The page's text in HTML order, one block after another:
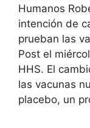
Humanos
intención de
prueban las
Post el
HHS. El
las vacunas
placebo, un